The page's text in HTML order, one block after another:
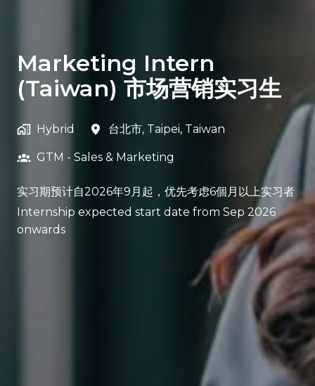
Marketing Intern
(Taiwan) 市场营销实习生
Hybrid 台北市, Taipei, Taiwan
GTM - Sales & Marketing
实习期预计自2026年9月起，优先考虑6個月以上实习者
Internship expected start date from Sep 2026
onwards